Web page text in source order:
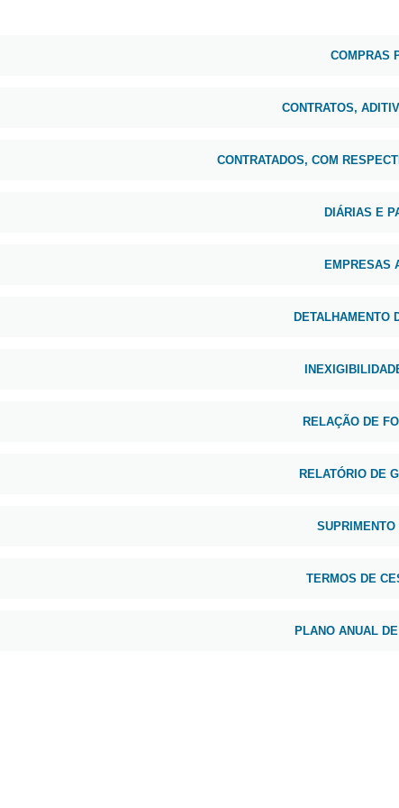
COMPRAS
CONTRATOS,
CONTRATADOS, COM
DIÁRIAS E
EMPRESAS
DETALHAMENTO
RELAÇÃO DE
RELATÓRIO DE
SUPRIMENTO
TERMOS DE
PLANO ANUAL